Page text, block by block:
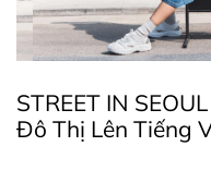
STREET IN
Đô Thị Lên Tiếng